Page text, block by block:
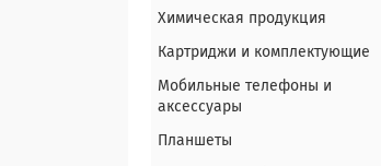
Химическая продукция
Картриджи и комплектующие
Мобильные телефоны и
аксессуары
Планшеты